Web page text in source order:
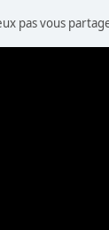
pas vous